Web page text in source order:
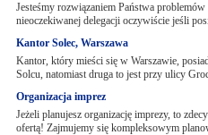
Jesteśmy rozwiązaniem Państwa
nieoczekiwanej delegacji oczywiście jeśli
Kantor Solec, Warszawa
Kantor, który mieści się w Warszawie,
Solcu, natomiast druga to jest przy ulicy
Organizacja imprez
Jeżeli planujesz organizację imprezy, to
ofertą! Zajmujemy się kompleksowym